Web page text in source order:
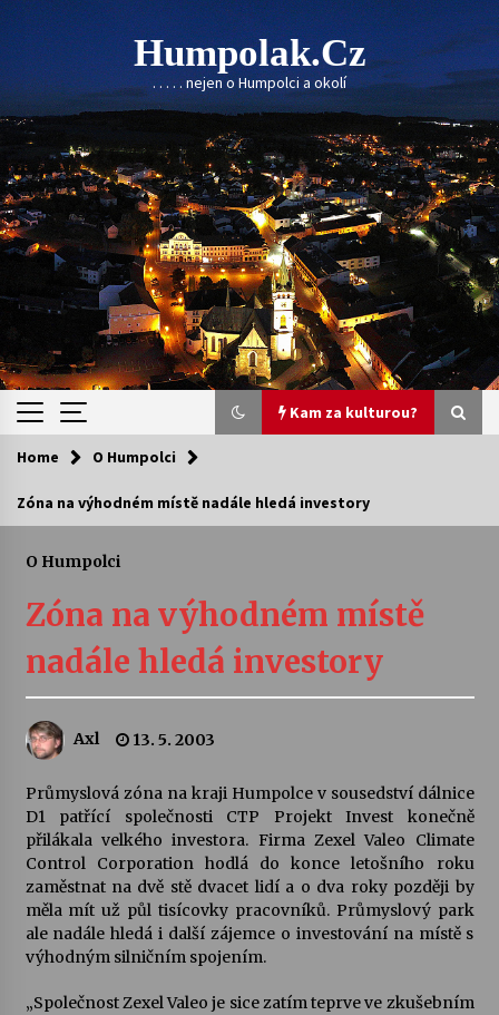
Skip
to
content
Humpolak.cz
. . . . . nejen o Humpolci a okolí
Kam za kulturou?
Kam za kulturou?
Letní koncerty ve Stromovce: Ars Camerata a
Sukuba Ensemble
Vernisáž výstavy Josefíny Duškové: Stávám se
30. 7. 2026
Veselí muzikanti
30. 7. 2026
Pozvánka na integrační festival Quijotova
šedesátka: 28. 7.–1. 8. 2026
Home O Humpolci
Zóna na výhodném místě nadále hledá investory
O Humpolci
Zóna na výhodném místě
nadále hledá investory
Axl 13. 5. 2003
Průmyslová zóna na kraji Humpolce v sousedství dálnice
D1 patřící společnosti CTP Projekt Invest konečně
přilákala velkého investora. Firma Zexel Valeo Climate
Control Corporation hodlá do konce letošního roku
zaměstnat na dvě stě dvacet lidí a o dva roky později by
měla mít už půl tisícovky pracovníků. Průmyslový park
ale nadále hledá i další zájemce o investování na místě s
výhodným silničním spojením.
„Společnost Zexel Valeo je sice zatím teprve ve zkušebním